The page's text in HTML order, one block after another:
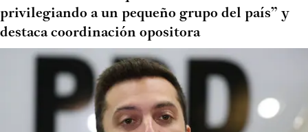
privilegiando a un pequeño grupo del país” y
destaca coordinación opositora